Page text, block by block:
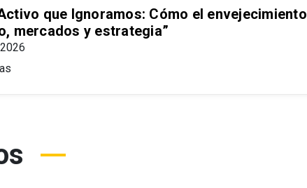
que Ignoramos: Cómo el envejecimiento
mercados y estrategia”